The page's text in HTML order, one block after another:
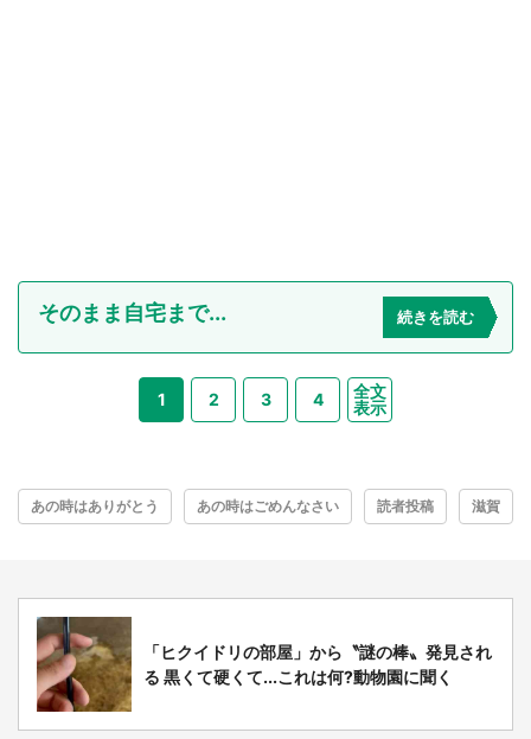
そのまま自宅まで... 続きを読む
1 2 3 4
全文
表示
あの時はありがとう あの時はごめんなさい 読者投稿 滋賀
「ヒクイドリの部屋」から〝謎の棒〟発見され
る 黒くて硬くて...これは何?動物園に聞く